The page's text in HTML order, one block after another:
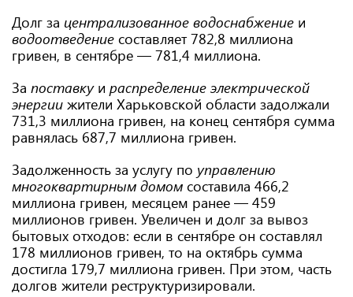
Долг за централизованное водоснабжение и
водоотведение составляет 782,8 миллиона
гривен, в сентябре — 781,4 миллиона.
За поставкуи распределение электрической
энергии жители Харьковской области задолжали
731,3 миллиона гривен, на конец сентября сумма
равнялась 687,7 миллиона гривен.
Задолженность за услугу по управлению
многоквартирным домом составила 466,2
миллиона гривен, месяцем ранее — 459
миллионов гривен. Увеличен и долг за вывоз
бытовых отходов: если в сентябре он составлял
178 миллионов гривен, то на октябрь сумма
достигла 179,7 миллиона гривен. При этом, часть
долгов жители реструктуризировали.